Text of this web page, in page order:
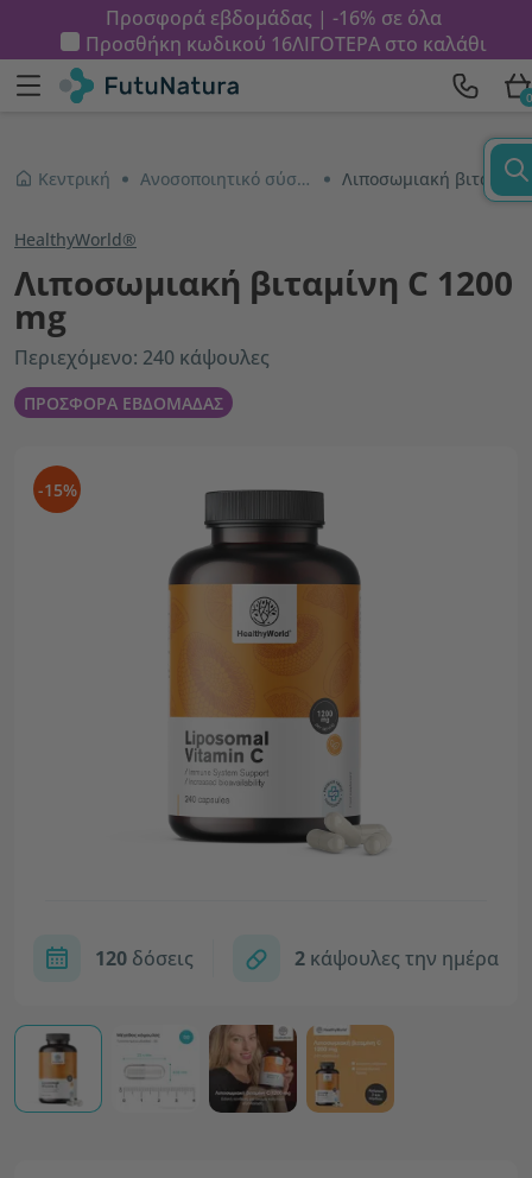
Προσφορά εβδομάδας | -16% σε όλα
Προσθήκη κωδικού 16ΛΙΓΟΤΕΡΑστο καλάθι
0
Κεντρική Ανοσοποιητικό σύστημα και ενέργεια Λιποσωμιακή βιταμίνη C 1200 mg
HealthyWorld®
Λιποσωμιακή βιταμίνη C 1200
mg
Περιεχόμενο: 240 κάψουλες
ΠΡΟΣΦΟΡΑ ΕΒΔΟΜΑΔΑΣ
-15%
120 δόσεις 2 κάψουλες την ημέρα